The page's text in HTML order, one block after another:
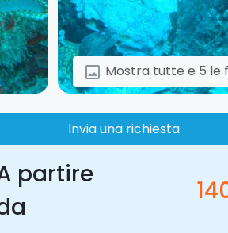
image Mostra tutte e 5 le foto
Invia una richiesta
partire